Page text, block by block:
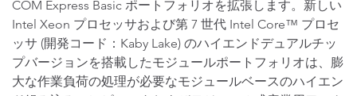
COM Express Basic ポートフォリオを拡張します。新しい
Intel Xeon プロセッサおよび第 7 世代 Intel Core™ プロセ
ッサ (開発コード：Kaby Lake) のハイエンドデュアルチッ
プバージョンを搭載したモジュールポートフォリオは、膨
大な作業負荷の処理が必要なモジュールベースのハイエン